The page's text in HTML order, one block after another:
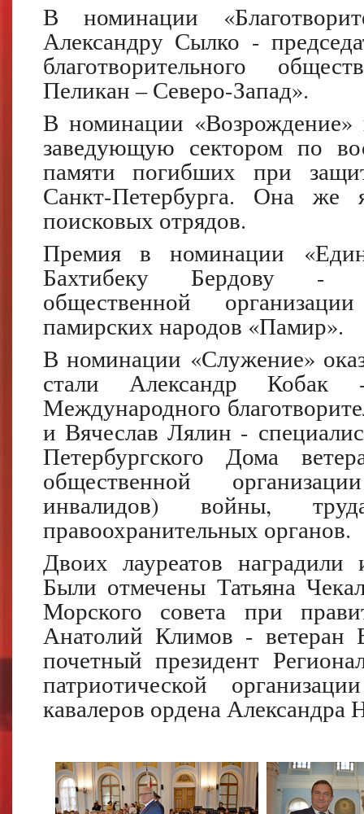
В номинации
Александру Сылко -
благотворительного
Пеликан – Северо-Запад».
В номинации «Возрождение»
заведующую сектором по
памяти погибших при
Санкт-Петербурга. Она же
поисковых отрядов.
Премия в номинации
Бахтибеку Бердову -
общественной
памирских народов «Памир».
В номинации «Служение»
стали Александр Кобак
Международного
и Вячеслав Лялин -
Петербургского Дома
общественной
инвалидов) войны,
правоохранительных органов.
Двоих лауреатов
Были отмечены Татьяна
Морского совета при
Анатолий Климов - ветеран
почетный президент
патриотической
кавалеров ордена Александра